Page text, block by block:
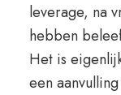
leverage, na
hebben
Het is
een